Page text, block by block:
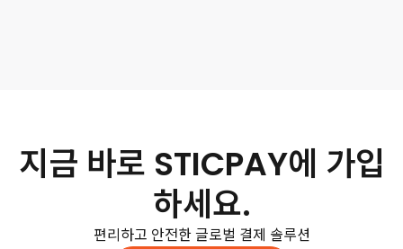
지금 바로 STICPAY에 가입
하세요.
편리하고 안전한 글로벌 결제 솔루션